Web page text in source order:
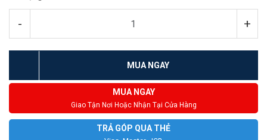
- +
MUA NGAY
MUA NGAY
Giao Tận Nơi Hoặc Nhận Tại Cửa Hàng
TRẢ GÓP QUA THẺ